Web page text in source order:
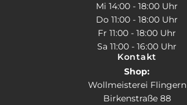
Mi 14:00 - 18:00 Uhr
Do 11:00 - 18:00 Uhr
Fr 11:00 - 18:00 Uhr
Sa 11:00 - 16:00 Uhr
Kontakt
Shop:
Wollmeisterei Flingern
Birkenstraße 88